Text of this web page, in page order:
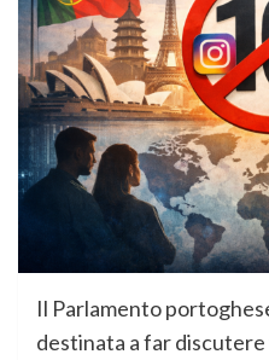
Il Parlamento
destinata a far